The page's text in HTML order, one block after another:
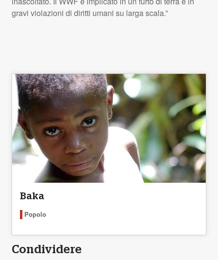
gravi violazioni di diritti umani su larga scala.”
Baka
Popolo
Condividere